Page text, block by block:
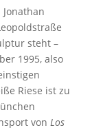
steht –
1995, also
Riese ist zu
von Los